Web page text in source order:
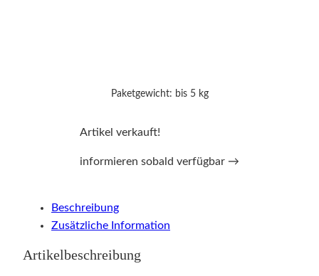
Paketgewicht: bis 5 kg
Artikel verkauft!
informieren sobald verfügbar →
Beschreibung
Zusätzliche Information
Artikelbeschreibung